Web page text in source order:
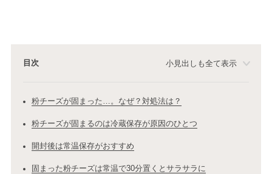
目次 小見出しも全て表示
粉チーズが固まった…。なぜ？対処法は？
粉チーズが固まるのは冷蔵保存が原因のひとつ
開封後は常温保存がおすすめ
固まった粉チーズは常温で30分置くとサラサラに